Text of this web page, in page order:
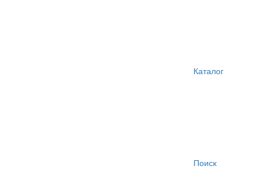
Каталог
Поиск